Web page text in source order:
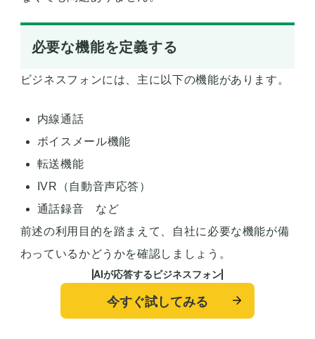
必要な機能を定義する
ビジネスフォンには、主に以下の機能があります。
内線通話
ボイスメール機能
転送機能
IVR（自動音声応答）
通話録音 など
前述の利用目的を踏まえて、自社に必要な機能が備
わっているかどうかを確認しましょう。
AIが応答するビジネスフォン
今すぐ試してみる